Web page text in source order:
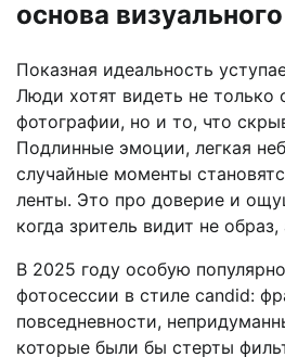
основа
Показная идеальность
Люди хотят видеть не только
фотографии, но и то, что
Подлинные эмоции, легкая
случайные моменты
ленты. Это про доверие и
когда зритель видит не
В 2025 году особую
фотосессии в стиле candid:
повседневности,
которые были бы стерты